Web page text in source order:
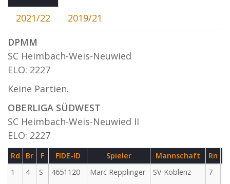
2021/22
2019/21
DPMM
SC Heimbach-Weis-Neuwied
ELO: 2227
Keine Partien.
OBERLIGA SÜDWEST
SC Heimbach-Weis-Neuwied II
ELO: 2227
Rd Br F FIDE-ID Spieler Mannschaft Rn
1
4 S 4651120 Marc Repplinger SV Koblenz 7